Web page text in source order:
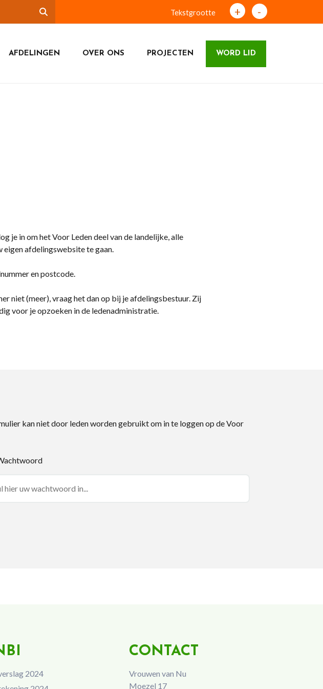
Tekstgrootte + -
AFDELINGEN OVER ONS PROJECTEN WORD LID
je in om het Voor Leden deel van de landelijke, alle
eigen afdelingswebsite te gaan.
en postcode.
niet (meer), vraag het dan op bij je afdelingsbestuur. Zij
voor je opzoeken in de ledenadministratie.
kan niet door leden worden gebruikt om in te loggen op de Voor
2024
CONTACT
Vrouwen van Nu
Moezel 17